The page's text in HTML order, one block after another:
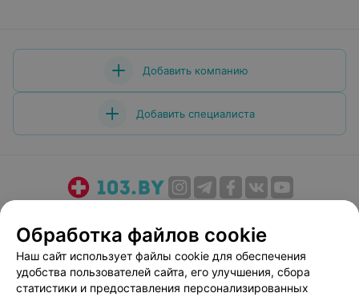
Добавить компанию
Добавить специалиста
Медицинский маркетинг
Публичный договор
Пользовательское соглашение
Способы оплаты
Вакансии
Партнеры
Обработка файлов cookie
Наш сайт использует файлы cookie для обеспечения
удобства пользователей сайта, его улучшения, сбора
статистики и предоставления персонализированных